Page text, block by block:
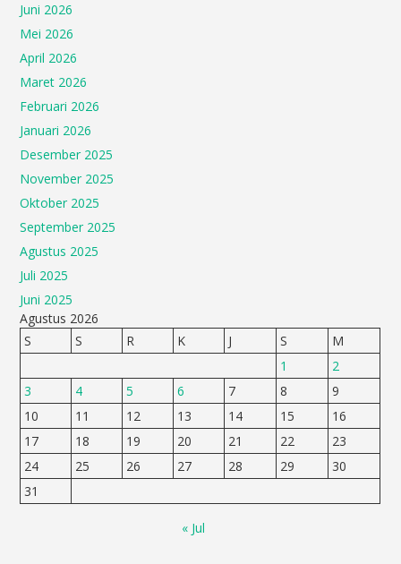
Juni 2026
Mei 2026
April 2026
Maret 2026
Februari 2026
Januari 2026
Desember 2025
November 2025
Oktober 2025
September 2025
Agustus 2025
Juli 2025
Juni 2025
Agustus 2026
S
S R K J S
M
1
2
3
4 5 6 7 8
9
10
11 12 13 14 15
16
17
18 19 20 21 22
23
24
25 26 27 28 29
30
31
« Jul